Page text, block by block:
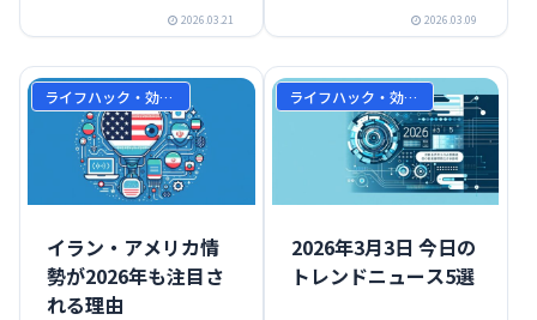
2026.03.21 2026.03.09
ライフハック・効率化
イラン・アメリカ情
勢が2026年も注目さ
れる理由
ライフハック・効率化
2026年3月3日 今日の
トレンドニュース5選